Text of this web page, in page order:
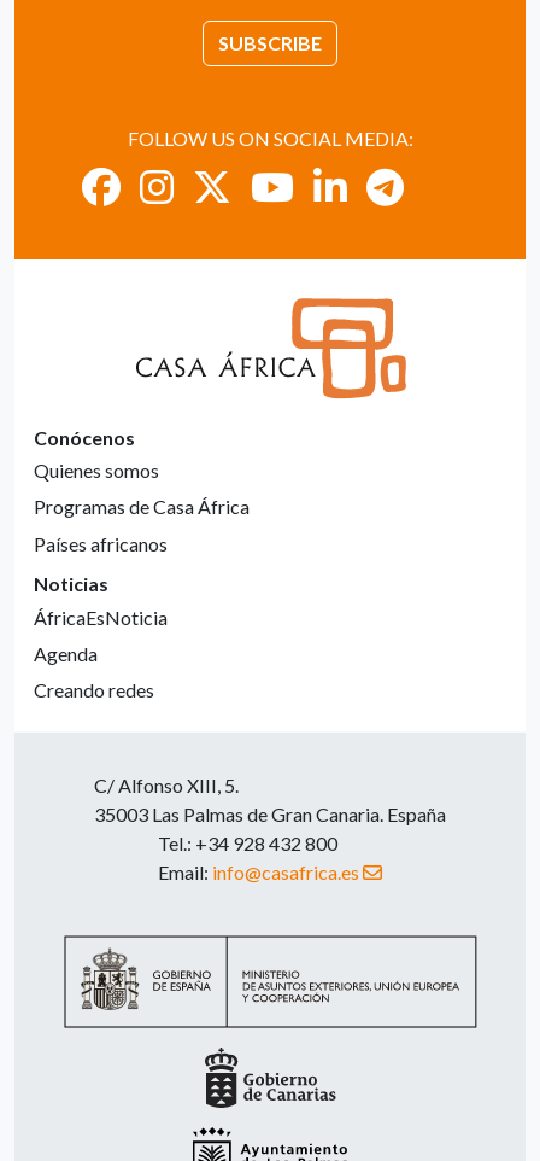
SUBSCRIBE
FOLLOW US ON SOCIAL MEDIA:
Conócenos
Quienes somos
Programas de Casa África
Países africanos
Noticias
ÁfricaEsNoticia
Agenda
Creando redes
C/ Alfonso XIII, 5.
35003 Las Palmas de Gran Canaria. España
Tel.: +34 928 432 800
Email: info@casafrica.es